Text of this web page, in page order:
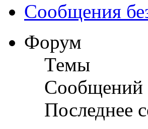
Сообщения
Форум
Темы
Сообщений
Последнее